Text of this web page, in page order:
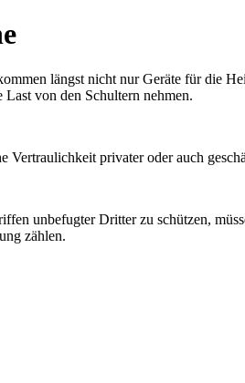
längst nicht nur Geräte für die
von den Schultern nehmen.
Vertraulichkeit privater oder auch
unbefugter Dritter zu schützen,
zählen.